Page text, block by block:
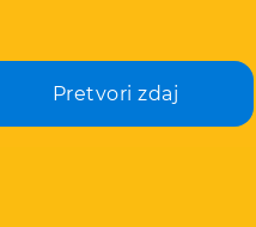
Pretvori zdaj